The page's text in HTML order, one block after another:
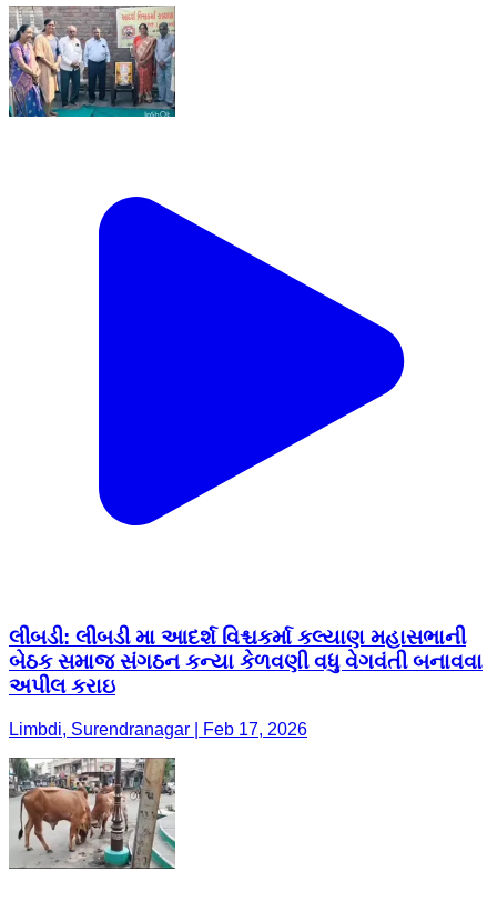
લીંબડી: લીંબડી મા આદર્શ વિશ્ચકર્મા કલ્યાણ મહાસભાની
બેઠક સમાજ સંગઠન કન્યા કેળવણી વધુ વેગવંતી બનાવવા
અપીલ કરાઇ
Limbdi, Surendranagar | Feb 17, 2026